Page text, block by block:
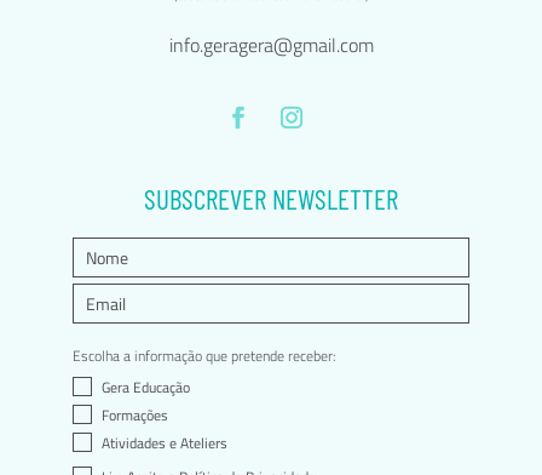
info.geragera@gmail.com
SUBSCREVER NEWSLETTER
Escolha a informação que pretende receber:
Gera Educação
Formações
Atividades e Ateliers